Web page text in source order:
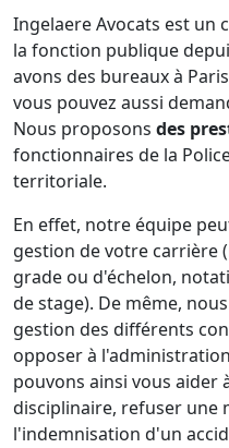
Ingelaere Avocats est un
la fonction publique
avons des bureaux à
vous pouvez aussi
Nous proposons des
fonctionnaires de la
territoriale.
En effet, notre équipe
gestion de votre carrière
grade ou d'échelon,
de stage). De même,
gestion des différents
opposer à
pouvons ainsi vous aider
disciplinaire, refuser une
l'indemnisation d'un